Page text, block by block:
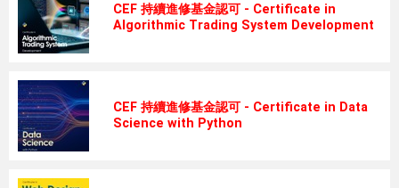
CEF 持續進修基金認可 - Certificate in
Algorithmic Trading System Development
CEF 持續進修基金認可 - Certificate in Data
Science with Python